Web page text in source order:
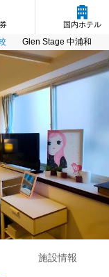
国内ホテル
Glen Stage 中浦和
施設情報